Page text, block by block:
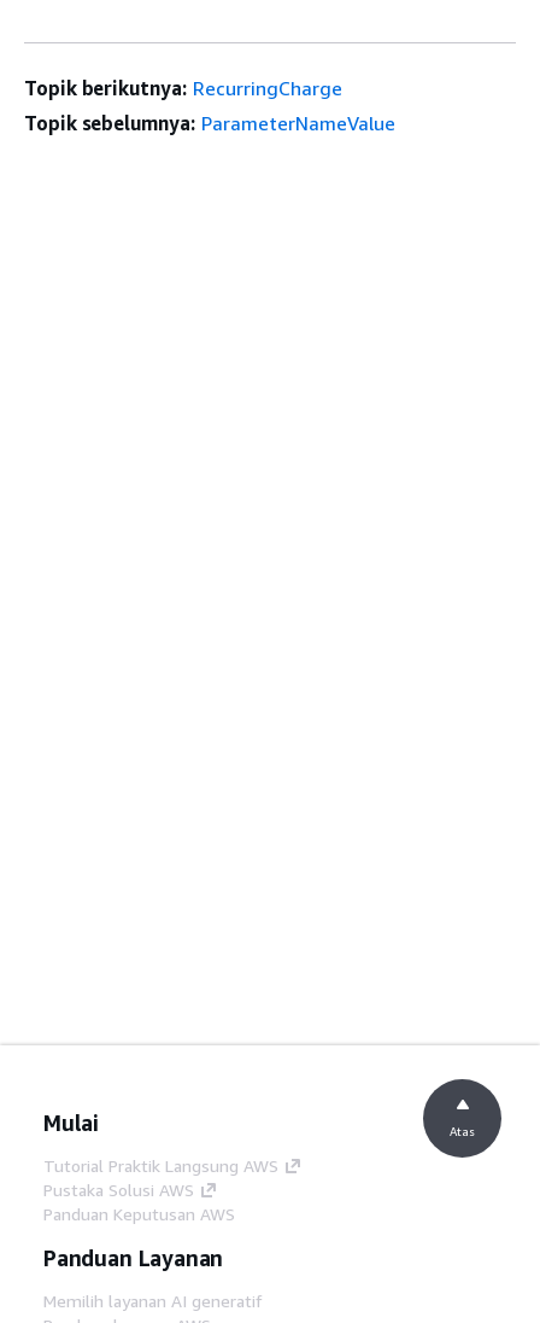
Topik berikutnya: RecurringCharge
Topik sebelumnya: ParameterNameValue
Mulai
Tutorial Praktik Langsung AWS
Pustaka Solusi AWS
Panduan Keputusan AWS
Panduan Layanan
Memilih layanan AI generatif
Atas